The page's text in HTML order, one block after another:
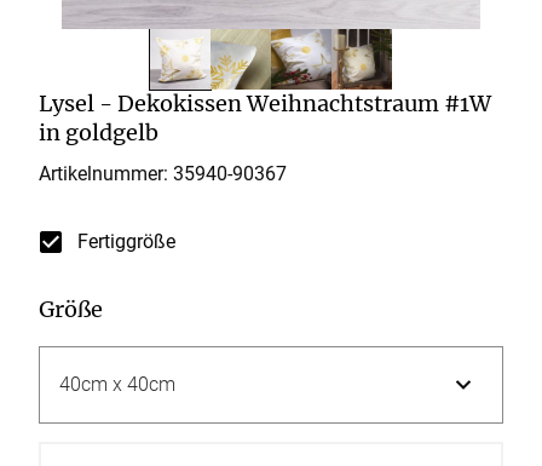
Lysel - Dekokissen Weihnachtstraum #1W
in goldgelb
Artikelnummer: 35940-90367
Fertiggröße
Größe